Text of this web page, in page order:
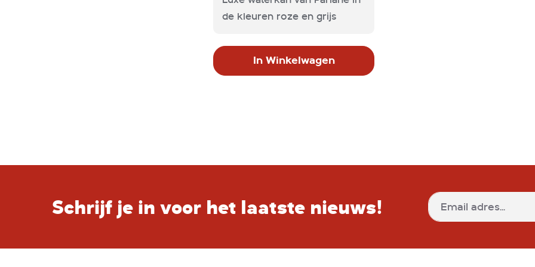
de kleuren roze en grijs
In Winkelwagen
Schrijf je in voor het laatste nieuws!
Abonneer
u
onze